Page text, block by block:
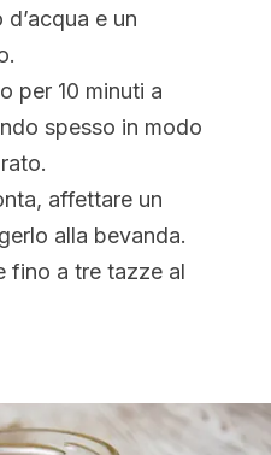
e un
per 10 minuti a
spesso in modo
affettare un
alla bevanda.
fino a tre tazze al